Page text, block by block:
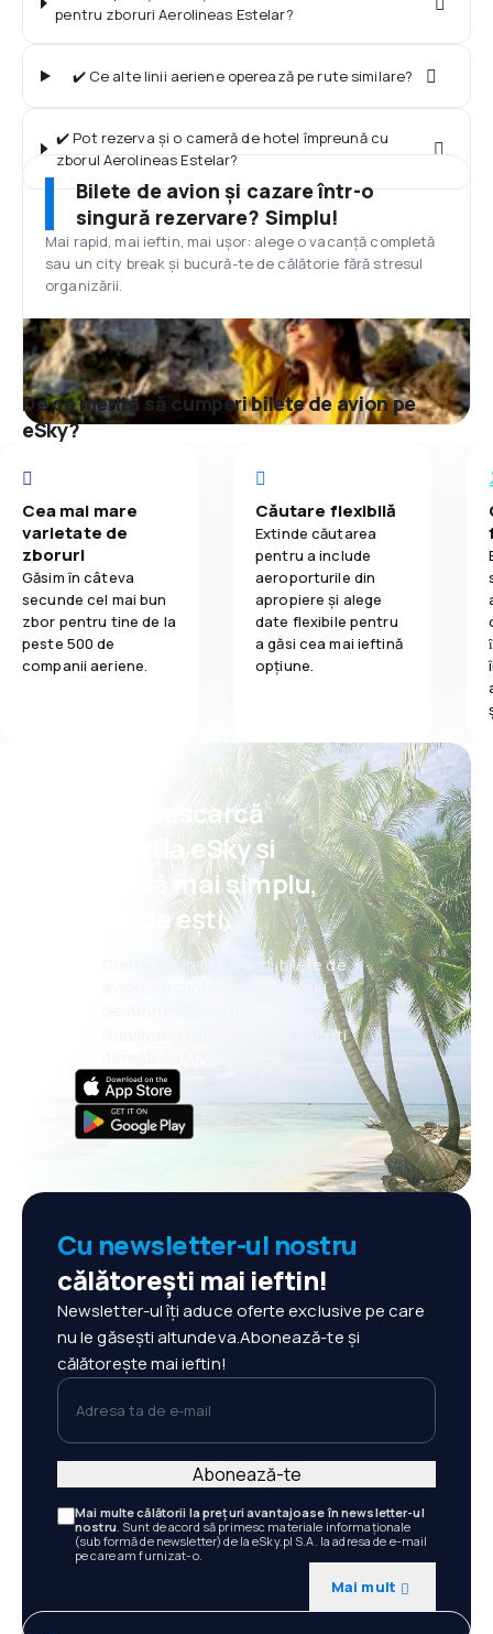
pentru zboruri Aerolineas Estelar?
✔️ Ce alte linii aeriene operează pe rute similare?
✔️ Pot rezerva și o cameră de hotel împreună cu
zborul Aerolineas Estelar?
Bilete de avion și cazare într-o
singură rezervare? Simplu!
Mai rapid, mai ieftin, mai ușor: alege o vacanță completă
sau un city break și bucură-te de călătorie fără stresul
organizării.
De ce merită să cumperi bilete de avion pe
eSky?
Cea mai mare
varietate de
zboruri
Găsim în câteva
secunde cel mai bun
zbor pentru tine de la
peste 500 de
companii aeriene.
Căutare flexibilă
Extinde căutarea
pentru a include
aeroporturile din
apropiere și alege
date flexibile pentru
a găsi cea mai ieftină
opțiune.
Psst! Descarcă
aplicația eSky și
rezervă mai simplu,
oriunde ești.
Oferte noi în fiecare zi: bilete de
avion, vacanțe, city break-uri
Planifică-ți călătoriile așa cum îți
Cu newsletter-ul nostru
călătorești mai ieftin!
Newsletter-ul îți aduce oferte exclusive pe care
nu le găsești altundeva.Abonează-te și
călătorește mai ieftin!
Adresa ta de e-mail
Mai multe călătorii la prețuri avantajoase în newsletter-ul
nostru. Sunt de acord să primesc materiale informaționale
(sub formă de newsletter) de la eSky.pl S.A. la adresa de e-mail
pe care am furnizat-o.
Mai mult
Abonează-te